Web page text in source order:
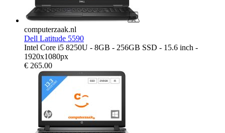
computerzaak.nl
Dell Latitude 5590
Intel Core i5 8250U - 8GB - 256GB SSD - 15.6 inch -
1920x1080px
€ 265.00